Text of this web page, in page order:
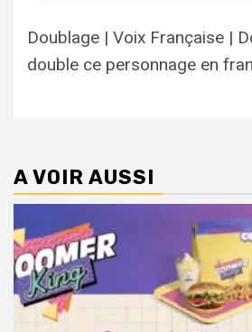
Doublage | Voix Française |
double ce personnage en
A VOIR AUSSI